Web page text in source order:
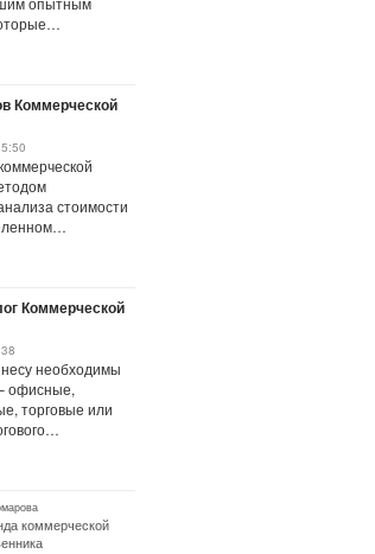
Коммерческой
стоимости
Коммерческой
необходимы
офисные,
торговые или
коммерческой